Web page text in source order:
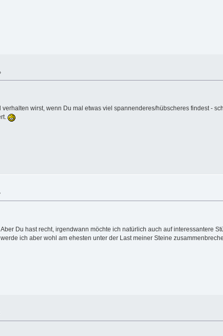
wirst, wenn Du mal etwas viel spannenderes/hübscheres findest -
Du hast recht, irgendwann möchte ich natürlich auch auf interessantere
ich aber wohl am ehesten unter der Last meiner Steine